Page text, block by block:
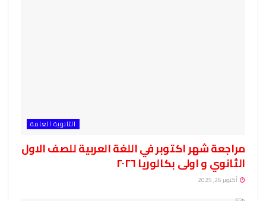
الثانوية العامة
مراجعة شهر اكتوبر في اللغة العربية للصف الاول
الثانوي و اولى بكالوريا ٢٠٢٦
أكتوبر 26, 2025